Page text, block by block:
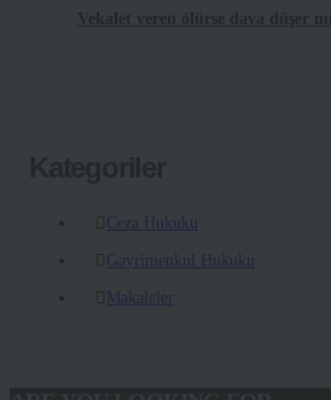
Ceza Hukuku
Gayrimenkul Hukuku
Makaleler